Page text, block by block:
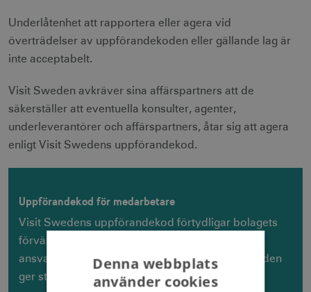
Underlåtenhet att rapportera eller agera vid
överträdelser av uppförandekoden eller gällande lag är
inte acceptabelt.
Visit Sweden avkräver sina affärspartners att de
säkerställer att eventuella konsulter, agenter,
underleverantörer och affärspartners, åtar sig att agera
enligt Visit Swedens uppförandekod.
Uppförandekod för medarbetare
Visit Swedens uppförandekod förtydligar bolagets
förväntningar på ett föredömligt, etiskt och
ansvarsfullt agerande från alla medarbetare. Koden
ger stöd i situationer eller dilemman.
Denna webbplats
använder cookies